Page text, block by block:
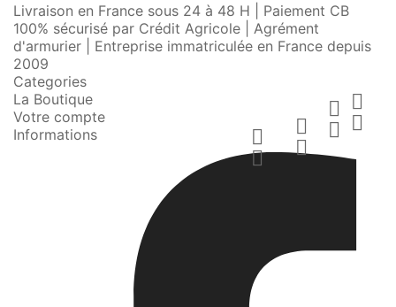
Livraison en France sous 24 à 48 H | Paiement CB
100% sécurisé par Crédit Agricole | Agrément
d'armurier | Entreprise immatriculée en France depuis
2009
Categories


La Boutique


Votre compte


Informations

